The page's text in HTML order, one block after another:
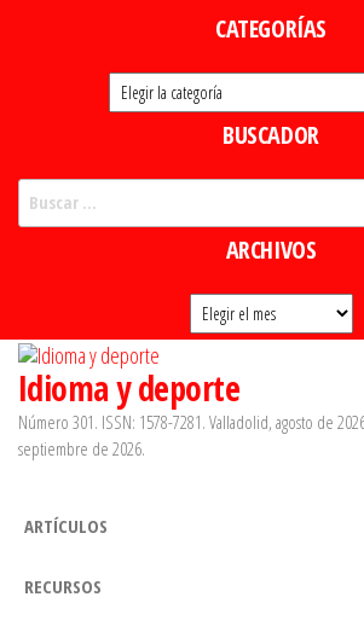
CATEGORÍAS
Categorías
BUSCADOR
ARCHIVOS
Archivos
Idioma y deporte
Número 301. ISSN: 1578-7281. Valladolid, agosto de
septiembre de 2026.
ARTÍCULOS
RECURSOS